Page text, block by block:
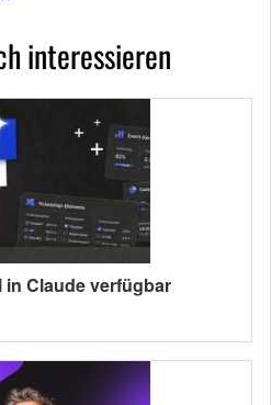
interessieren
Claude verfügbar